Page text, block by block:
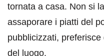
tornata a casa. Non si
assaporare i piatti del
pubblicizzati,
del luogo.